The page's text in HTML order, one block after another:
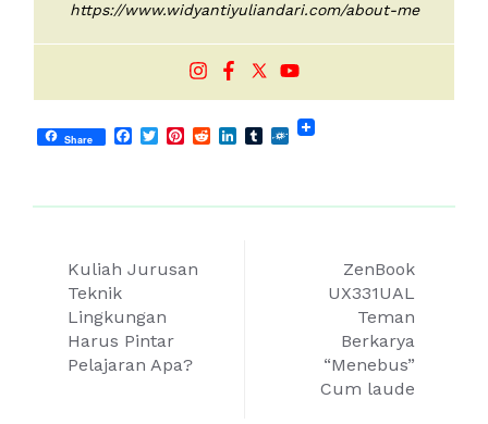
https://www.widyantiyuliandari.com/about-me
Share Facebook
TwitterPinterest
RedditLinkedIn
Tumblr
Folkd
Post
navigation
Kuliah Jurusan
Teknik
Lingkungan
Harus Pintar
Pelajaran Apa?
ZenBook
UX331UAL
Teman
Berkarya
“Menebus”
Cum laude